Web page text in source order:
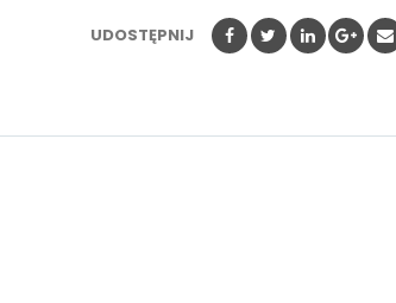
UDOSTĘPNIJ